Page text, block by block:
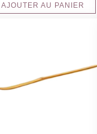
AJOUTER AU PANIER